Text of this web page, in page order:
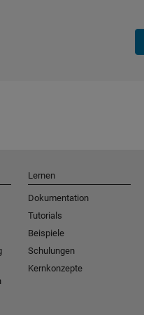
Lernen
Dokumentation
Tutorials
Beispiele
Schulungen
Kernkonzepte